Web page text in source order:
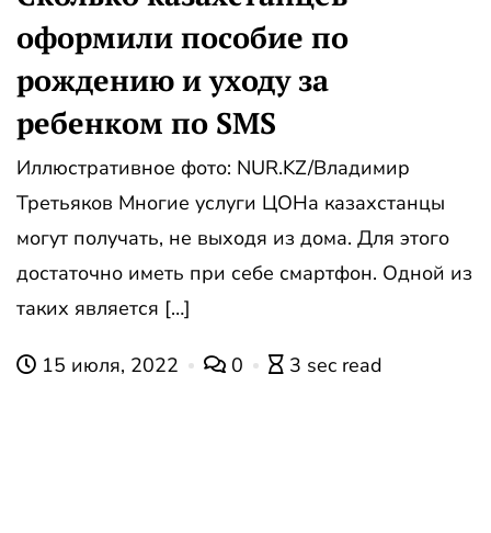
оформили пособие по
рождению и уходу за
ребенком по SMS
Иллюстративное фото: NUR.KZ/Владимир
Третьяков Многие услуги ЦОНа казахстанцы
могут получать, не выходя из дома. Для этого
достаточно иметь при себе смартфон. Одной из
таких является […]
15 июля, 2022 0 3 sec read